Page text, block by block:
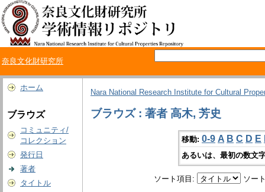
奈良文化財研究所
ホーム
ブラウズ
コミュニティ/
コレクション
発行日
著者
タイトル
Nara National Research Institute for Cultural
ブラウズ : 著者 高木, 芳史
移動: 0-9 A B C D E
あるいは、最初の数文
ソート項目: ソー